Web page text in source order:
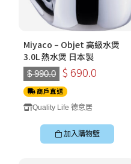
Miyaco – Objet 高級水煲
3.0L 熱水煲 日本製
$ 990.0 $ 690.0
商戶直送
Quality Life 德意居
加入購物籃